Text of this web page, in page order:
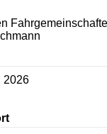
2026